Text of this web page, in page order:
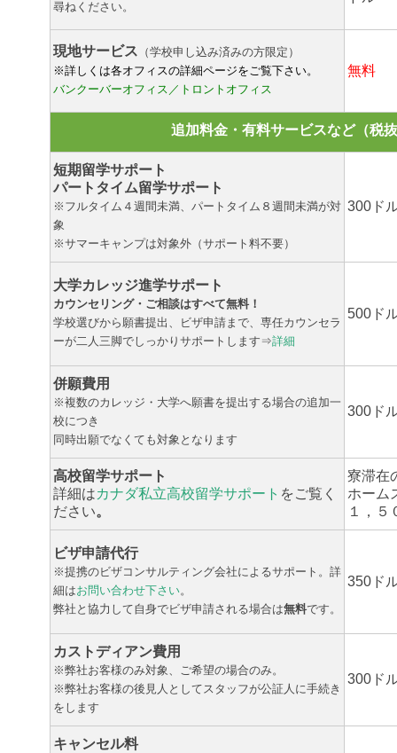
尋ねください。
現地サービス （学校申し込み済みの方限定）
※詳しくは各オフィスの詳細ページをご覧下さい。
バンクーバーオフィス ／ トロントオフィス
無料
追加料金・有料サービスなど（税
短期留学サポート
パートタイム留学サポート
※フルタイム４週間未満、パートタイム８週間未満が対
象
※サマーキャンプは対象外（サポート料不要）
300ド
大学カレッジ進学サポート
カウンセリング・ご相談はすべて無料！
学校選びから願書提出、ビザ申請まで、専任カウンセラ
ーが二人三脚でしっかりサポートします⇒詳細
500ド
併願費用
※複数のカレッジ・大学へ願書を提出する場合の追加一
校につき
同時出願でなくても対象となります
300ド
高校留学サポート
詳細はカナダ私立高校留学サポート をご覧く
ださい。
寮滞在
ホーム
１，５
ビザ申請代行
※提携のビザコンサルティング会社によるサポート。詳
細はお問い合わせ下さい。
弊社と協力して自身でビザ申請される場合は無料です。
350ド
カストディアン費用
※弊社お客様のみ対象、ご希望の場合のみ。
※弊社お客様の後見人としてスタッフが公証人に手続き
をします
300ド
キャンセル料